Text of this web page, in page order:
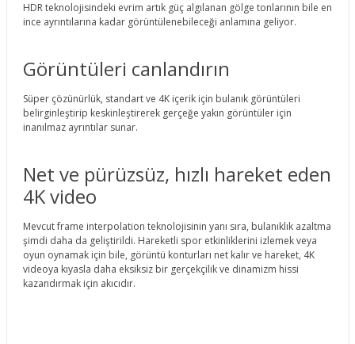
HDR teknolojisindeki evrim artık güç algılanan gölge tonlarının bile en
ince ayrıntılarına kadar görüntülenebileceği anlamına geliyor.
Görüntüleri canlandırın
Süper çözünürlük, standart ve 4K içerik için bulanık görüntüleri
belirginleştirip keskinleştirerek gerçeğe yakın görüntüler için
inanılmaz ayrıntılar sunar.
Net ve pürüzsüz, hızlı hareket eden
4K video
Mevcut frame interpolation teknolojisinin yanı sıra, bulanıklık azaltma
şimdi daha da geliştirildi. Hareketli spor etkinliklerini izlemek veya
oyun oynamak için bile, görüntü konturları net kalır ve hareket, 4K
videoya kıyasla daha eksiksiz bir gerçekçilik ve dinamizm hissi
kazandırmak için akıcıdır.